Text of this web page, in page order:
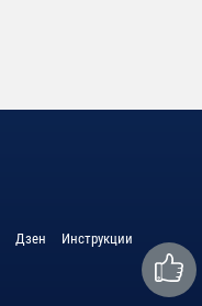
Дзен Инструкции